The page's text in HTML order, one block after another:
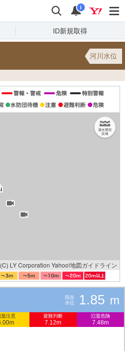
検索 通知
i
ID新規取得
河川水位
(C) LY Corporation Yahoo!地図ガイドライン
現在
水位
1.85 m
濫注意 避難判断
7.12m
氾濫危険
7.48m